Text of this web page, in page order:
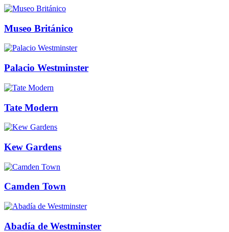
Museo Británico
Palacio Westminster
Tate Modern
Kew Gardens
Camden Town
Abadía de Westminster